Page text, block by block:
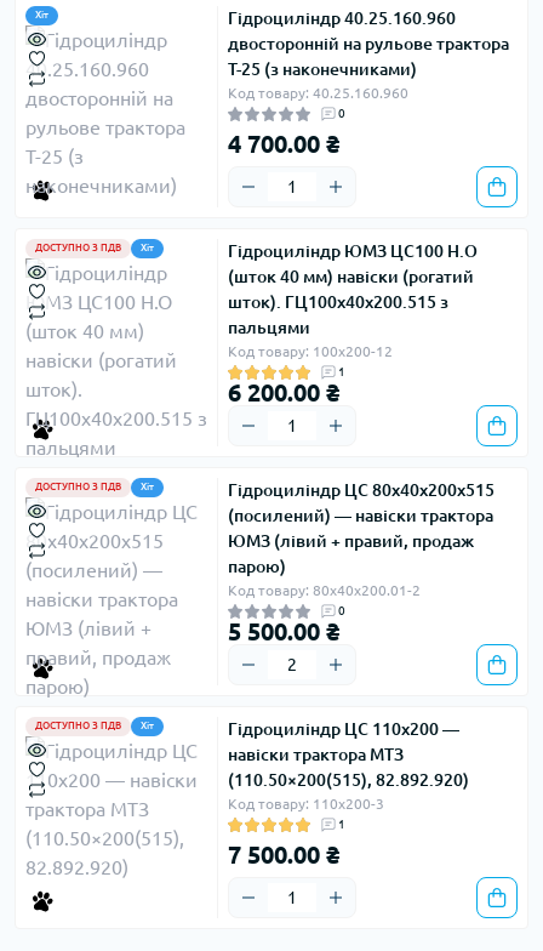
недостатньо в'язкість. Також ми не повинні
піддавати агрегат потрапляння чужорідних тіл, ми
поставляємо тільки гойдасСтвинні навіси, які
пройшли випробування на міцність.
Хіт
Гідроциліндр 40.25.160.960
двосторонній на рульове трактора
Т-25 (з наконечниками)
Код товару: 40.25.160.960
0
4 700.00 ₴
ДОСТУПНО З ПДВ Хіт
Гідроциліндр ЮМЗ ЦС100 Н.О
(шток 40 мм) навіски (рогатий
шток). ГЦ100х40х200.515 з
пальцями
Код товару: 100х200-12
1
6 200.00 ₴
ДОСТУПНО З ПДВ Хіт
Гідроциліндр ЦС 80х40х200х515
(посилений) — навіски трактора
ЮМЗ (лівий + правий, продаж
парою)
Код товару: 80х40х200.01-2
0
5 500.00 ₴
ДОСТУПНО З ПДВ Хіт
Гідроциліндр ЦС 110х200 —
навіски трактора МТЗ
(110.50×200(515), 82.892.920)
Код товару: 110х200-3
1
7 500.00 ₴